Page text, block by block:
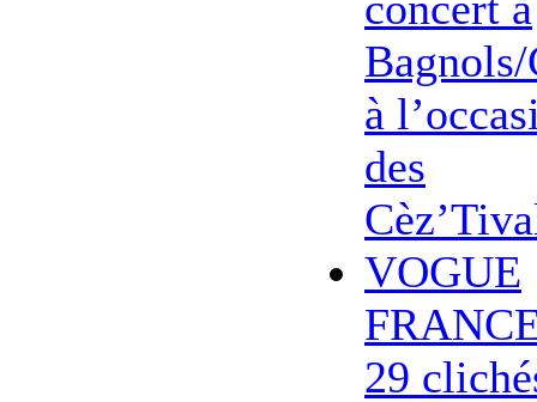
Bagnols/
à
des
VOGUE
29